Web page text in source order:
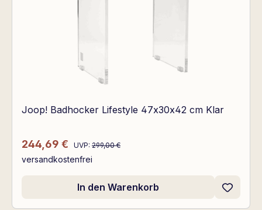
Joop! Badhocker Lifestyle 47x30x42 cm Klar
Verkaufspreis:
244,69 € Regulärer Preis:
UVP: 299,00 €
versandkostenfrei
In den Warenkorb